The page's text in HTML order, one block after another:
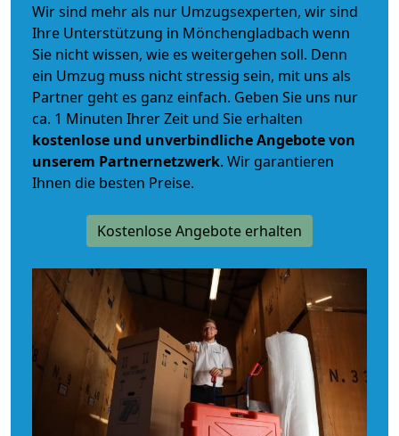
Wir sind mehr als nur Umzugsexperten, wir sind
Ihre Unterstützung in Mönchengladbach wenn
Sie nicht wissen, wie es weitergehen soll. Denn
ein Umzug muss nicht stressig sein, mit uns als
Partner geht es ganz einfach. Geben Sie uns nur
ca. 1 Minuten Ihrer Zeit und Sie erhalten
kostenlose und unverbindlicheAngebote von
unserem Partnernetzwerk. Wir garantieren
Ihnen die besten Preise.
Kostenlose Angebote erhalten